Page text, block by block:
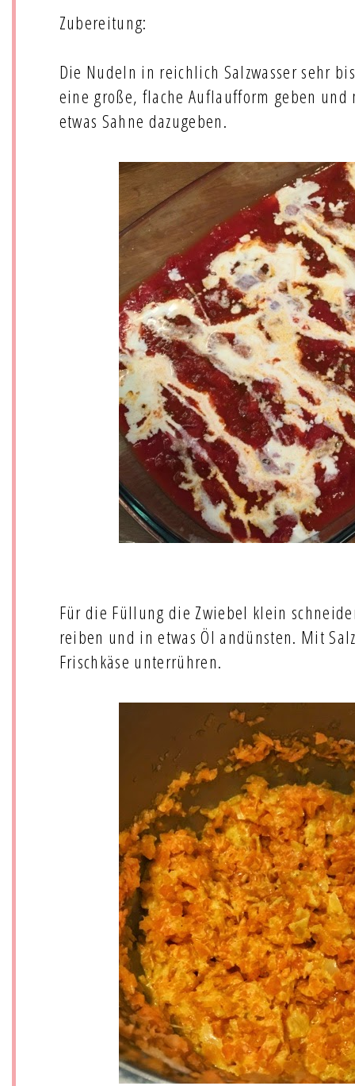
Zubereitung:
Die Nudeln in reichlich Salzwasser sehr
eine große, flache Auflaufform geben
etwas Sahne dazugeben.
Für die Füllung die Zwiebel klein
reiben und in etwas Öl andünsten. Mit
Frischkäse unterrühren.